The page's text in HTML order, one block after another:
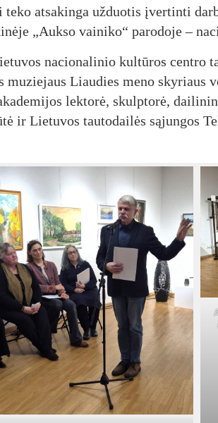
at­sa­kin­ga už­duo­tis įver­tin­ti
„Auk­so vai­ni­ko“ pa­ro­do­je –
na­cio­na­li­nio kul­tū­ros cent­ro
Liau­dies me­no sky­riaus
lek­to­rė, skulp­to­rė,
ir Lie­tu­vos tau­to­dai­lės są­jun­gos